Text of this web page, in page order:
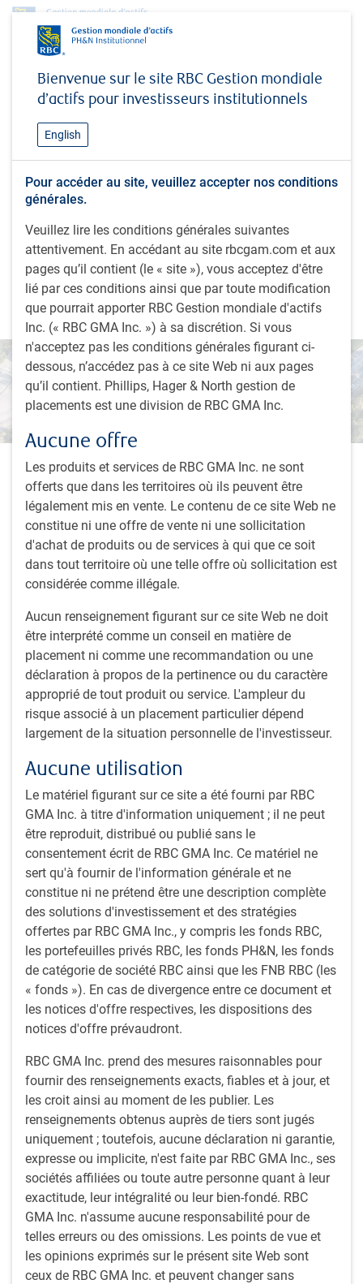
Bienvenue sur le site RBC Gestion mondiale
d’actifs pour investisseurs institutionnels
English
Pour accéder au site, veuillez accepter nos conditions
générales.
Veuillez lire les conditions générales suivantes
attentivement. En accédant au site rbcgam.com et aux
pages qu’il contient (le « site »), vous acceptez d'être
lié par ces conditions ainsi que par toute modification
que pourrait apporter RBC Gestion mondiale d'actifs
Inc. (« RBC GMA Inc. ») à sa discrétion. Si vous
n'acceptez pas les conditions générales figurant ci-
dessous, n’accédez pas à ce site Web ni aux pages
qu’il contient. Phillips, Hager & North gestion de
placements est une division de RBC GMA Inc.
Aucune offre
Les produits et services de RBC GMA Inc. ne sont
offerts que dans les territoires où ils peuvent être
légalement mis en vente. Le contenu de ce site Web ne
constitue ni une offre de vente ni une sollicitation
d'achat de produits ou de services à qui que ce soit
dans tout territoire où une telle offre où sollicitation est
considérée comme illégale.
Aucun renseignement figurant sur ce site Web ne doit
être interprété comme un conseil en matière de
placement ni comme une recommandation ou une
déclaration à propos de la pertinence ou du caractère
approprié de tout produit ou service. L'ampleur du
risque associé à un placement particulier dépend
largement de la situation personnelle de l'investisseur.
Aucune utilisation
Le matériel figurant sur ce site a été fourni par RBC
GMA Inc. à titre d'information uniquement ; il ne peut
être reproduit, distribué ou publié sans le
consentement écrit de RBC GMA Inc. Ce matériel ne
sert qu'à fournir de l'information générale et ne
constitue ni ne prétend être une description complète
des solutions d'investissement et des stratégies
offertes par RBC GMA Inc., y compris les fonds RBC,
les portefeuilles privés RBC, les fonds PH&N, les fonds
de catégorie de société RBC ainsi que les FNB RBC (les
« fonds »). En cas de divergence entre ce document et
les notices d'offre respectives, les dispositions des
notices d'offre prévaudront.
RBC GMA Inc. prend des mesures raisonnables pour
fournir des renseignements exacts, fiables et à jour, et
les croit ainsi au moment de les publier. Les
renseignements obtenus auprès de tiers sont jugés
uniquement ; toutefois, aucune déclaration ni garantie,
expresse ou implicite, n'est faite par RBC GMA Inc., ses
sociétés affiliées ou toute autre personne quant à leur
exactitude, leur intégralité ou leur bien-fondé. RBC
GMA Inc. n'assume aucune responsabilité pour de
telles erreurs ou des omissions. Les points de vue et
les opinions exprimés sur le présent site Web sont
ceux de RBC GMA Inc. et peuvent changer sans
Revue des marchés - Regain d’enthousiasme chez les investisseurs après la
victoire de Trump : nouveau record des actions américaines
Revue des marchés - Regain
d’enthousiasme chez les
investisseurs après la
victoire de Trump : nouveau
record des actions
américaines
PERSPECTIVES
6 minutes pour lire
ParEric Savoie, CFA, CMT
16 décembre 2024
L’économie mondiale a bien résisté ces dernières années
malgré les vents contraires liés à la hausse des taux
d’intérêt. Toutefois, comme l’inflation se rapproche
a évolué vers une détente monétaire, ce qui devrait stimuler
l’activité économique. Bien que le programme de
Donald Trump demeure très incertain à ce stade, nous
savons que le président élu privilégie une croissance
économique centrée sur les États-Unis, une baisse des
impôts et une plus grande déréglementation. Une telle
combinaison pourrait raviver la confiance et susciter un
regain d’optimisme. À notre avis, les probabilités d’une
contexte marqué par des données économiques meilleures
que prévu, une stabilisation des indicateurs avancés et la
résilience du marché du travail (figures 1 et 2). Dans ce
contexte, nous prévoyons seulement 25 % de risque d’un
léger repli économique, et une probabilité beaucoup plus
élevée de 75 % que les économies parviennent à un
atterrissage en douceur et continuent de croître au cours de
notre horizon de prévision d’un an.
Figure 1 : Indices mondiaux des directeurs des achats
Nota : Au 30 novembre 2024. Sources : Macrobond, RBC GMA
Figure 2 : Taux de chômage aux États-Unis